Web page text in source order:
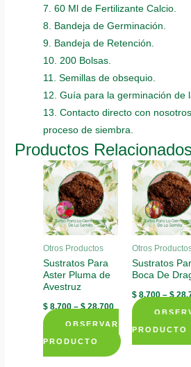
7. 60 Ml de Fertilizante Calcio.
8. Bandeja de Germinación.
9. Bandeja de Retención.
10. 200 Bolsas.
11. Semillas de obsequio.
12. Guía para la germinación de
13. Contacto directo con
proceso de siembra.
Productos
Otros Productos
Sustratos Para
Aster Pluma de
Avestruz
$ 8.700–$28.700
OBSERVAR
PRODUCTO
This
Otros
Sustratos
Boca De
$ 8.700–$
PRODUCTO
This